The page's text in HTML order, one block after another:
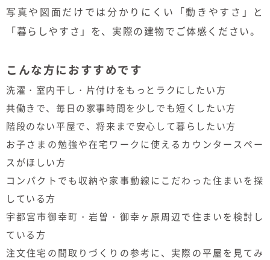
写真や図面だけでは分かりにくい「動きやすさ」と
「暮らしやすさ」を、実際の建物でご体感ください。
こんな方におすすめです
洗濯・室内干し・片付けをもっとラクにしたい方
共働きで、毎日の家事時間を少しでも短くしたい方
階段のない平屋で、将来まで安心して暮らしたい方
お子さまの勉強や在宅ワークに使えるカウンタースペー
スがほしい方
コンパクトでも収納や家事動線にこだわった住まいを探
している方
宇都宮市御幸町・岩曽・御幸ヶ原周辺で住まいを検討し
ている方
注文住宅の間取りづくりの参考に、実際の平屋を見てみ